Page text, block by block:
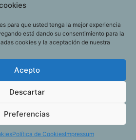
para que usted tenga la mejor experiencia
está dando su consentimiento para la
cookies y la aceptación de nuestra
Acepto
Descartar
Preferencias
Política de CookiesImpressum